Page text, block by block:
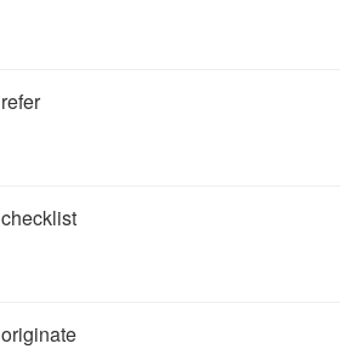
refer
checklist
originate